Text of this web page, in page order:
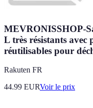
MEVRONISSHOP-
L très résistants avec
réutilisables pour
Rakuten FR
44.99 EURVoir le prix